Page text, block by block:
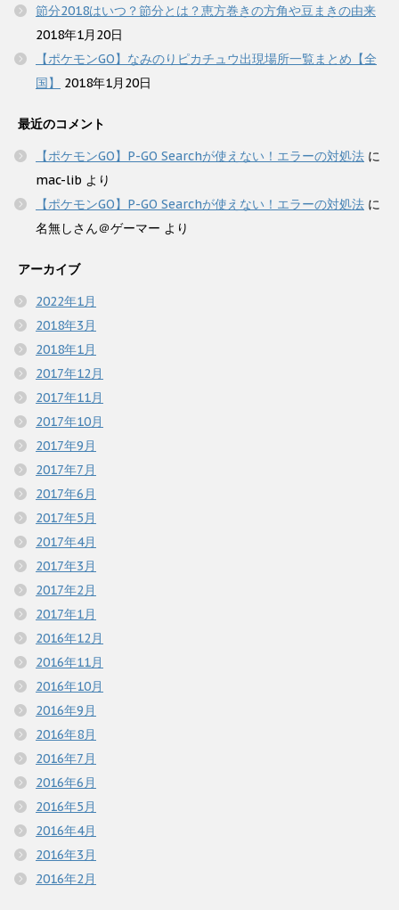
節分2018はいつ？節分とは？恵方巻きの方角や豆まきの由来
2018年1月20日
【ポケモンGO】なみのりピカチュウ出現場所一覧まとめ【全
国】
2018年1月20日
最近のコメント
【ポケモンGO】P-GO Searchが使えない！エラーの対処法 に
mac-lib より
【ポケモンGO】P-GO Searchが使えない！エラーの対処法 に
名無しさん＠ゲーマー より
アーカイブ
2022年1月
2018年3月
2018年1月
2017年12月
2017年11月
2017年10月
2017年9月
2017年7月
2017年6月
2017年5月
2017年4月
2017年3月
2017年2月
2017年1月
2016年12月
2016年11月
2016年10月
2016年9月
2016年8月
2016年7月
2016年6月
2016年5月
2016年4月
2016年3月
2016年2月